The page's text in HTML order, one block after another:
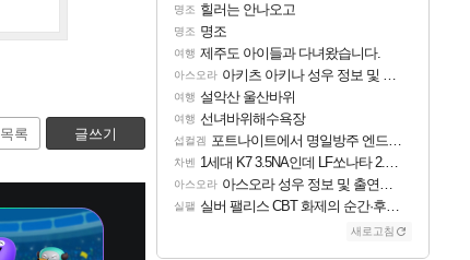
목록 글쓰기
명조 힐러는 안나오고
명조 명조
여행 제주도 아이들과 다녀왔습니다.
아스오라 아키츠 아키나 성우 정보 및 주요 필모
여행 설악산 울산바위
여행 선녀바위해수욕장
섭컬겜 포트나이트에서 명일방주 엔드필드 [펠리카] 판매 예정
차벤 1세대 K7 3.5NA인데 LF쏘나타 2.0NA 기변하면 유류비 절약이 얼마나 될까요..?
아스오라 아스오라 성우 정보 및 출연작 모음
실팰 실버 팰리스 CBT 화제의 순간·후기 모음
새로고침